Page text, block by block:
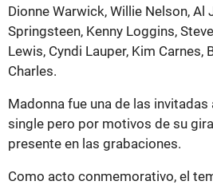
Dionne Warwick, Willie Nelson, Al
Springsteen, Kenny Loggins,
Lewis, Cyndi Lauper, Kim Carnes,
Charles.
Madonna fue una de las invitadas
single pero por motivos de su
presente en las grabaciones.
Como acto conmemorativo, el